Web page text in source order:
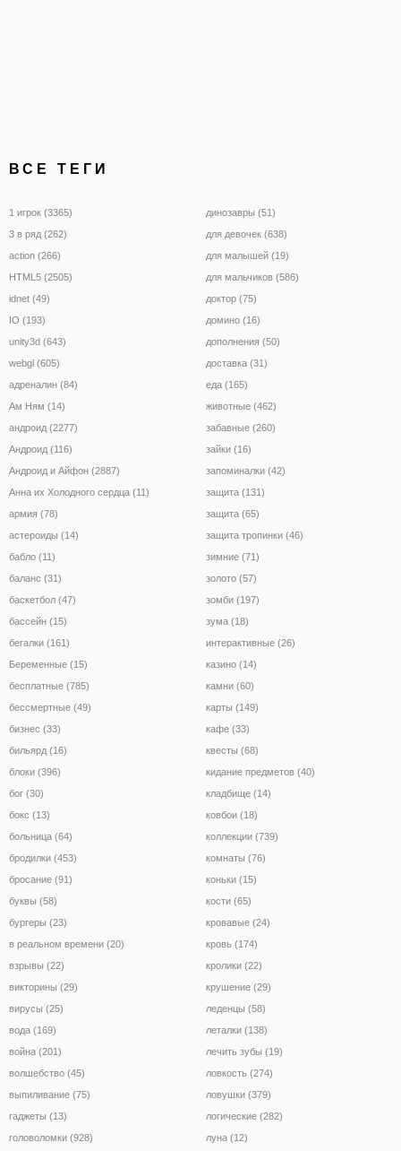
ВСЕ ТЕГИ
1 игрок (3365)
3 в ряд (262)
action (266)
HTML5 (2505)
idnet (49)
IO (193)
unity3d (643)
webgl (605)
адреналин (84)
Ам Ням (14)
андроид (2277)
Андроид (116)
Андроид и Айфон (2887)
Анна их Холодного сердца (11)
армия (78)
астероиды (14)
бабло (11)
баланс (31)
баскетбол (47)
бассейн (15)
бегалки (161)
Беременные (15)
бесплатные (785)
бессмертные (49)
бизнес (33)
бильярд (16)
блоки (396)
бог (30)
бокс (13)
больница (64)
бродилки (453)
бросание (91)
буквы (58)
бургеры (23)
в реальном времени (20)
взрывы (22)
викторины (29)
вирусы (25)
вода (169)
война (201)
волшебство (45)
выпиливание (75)
гаджеты (13)
головоломки (928)
динозавры (51)
для девочек (638)
для малышей (19)
для мальчиков (586)
доктор (75)
домино (16)
дополнения (50)
доставка (31)
еда (165)
животные (462)
забавные (260)
зайки (16)
запоминалки (42)
защита (131)
защита (65)
защита тропинки (46)
зимние (71)
золото (57)
зомби (197)
зума (18)
интерактивные (26)
казино (14)
камни (60)
карты (149)
кафе (33)
квесты (68)
кидание предметов (40)
кладбище (14)
ковбои (18)
коллекции (739)
комнаты (76)
коньки (15)
кости (65)
кровавые (24)
кровь (174)
кролики (22)
крушение (29)
леденцы (58)
леталки (138)
лечить зубы (19)
ловкость (274)
ловушки (379)
логические (282)
луна (12)